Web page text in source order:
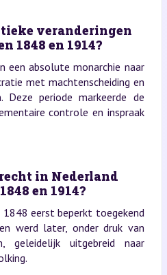
veranderingen
1848 en 1914?
een absolute monarchie naar
met machtenscheiding en
Deze periode markeerde de
controle en inspraak
in Nederland
en 1914?
eerst beperkt toegekend
werd later, onder druk van
geleidelijk uitgebreid naar